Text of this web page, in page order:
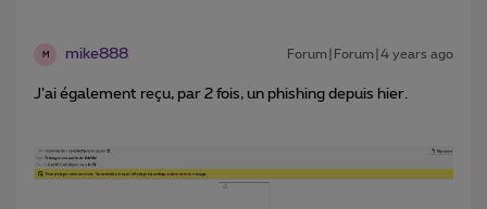
M mike888 Forum|Forum|4 years ago
J’ai également reçu, par 2 fois, un phishing depuis hier.